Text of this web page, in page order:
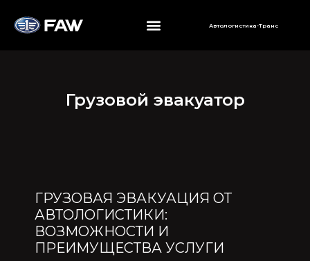
Автологистика-Транс
Грузовой эвакуатор
ГРУЗОВАЯ ЭВАКУАЦИЯ ОТ
АВТОЛОГИСТИКИ:
ВОЗМОЖНОСТИ И
ПРЕИМУЩЕСТВА УСЛУГИ